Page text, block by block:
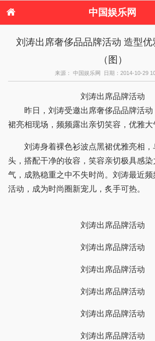
中国娱乐网
电视剧
演唱会 综艺节
刘涛出席奢侈品品牌活动 造型
（图）
来源： 中国娱乐网 日期：2014-10-29
刘涛出席品牌活动
昨日，刘涛受邀出席奢侈品品牌活动
裙亮相现场，频频露出亲切笑容，优雅大
刘涛身着裸色衫波点黑裙优雅亮相，
头，搭配干净的妆容，笑容亲切极具感
气，成熟稳重之中不失时尚。刘涛最近
活动，成为时尚圈新宠儿，炙手可热。
刘涛出席品牌活动
刘涛出席品牌活动
刘涛出席品牌活动
刘涛出席品牌活动
刘涛出席品牌活动
刘涛出席品牌活动